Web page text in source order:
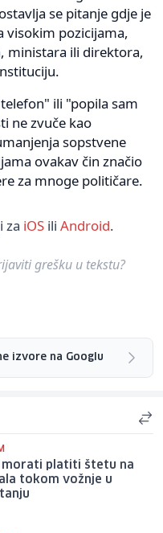
se pitanje gdje je
visokim pozicijama,
ministara ili direktora,
ili "popila sam
ne zvuče kao
sopstvene
ovakav čin značio
za mnoge političare.
za iOS ili Android.
grešku u tekstu?
izvore na Googlu
morati platiti štetu na
tokom vožnje u